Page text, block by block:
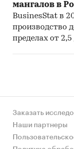
мангалов в
BusinesStat в
производство
пределах от
Заказать
Наши партнеры